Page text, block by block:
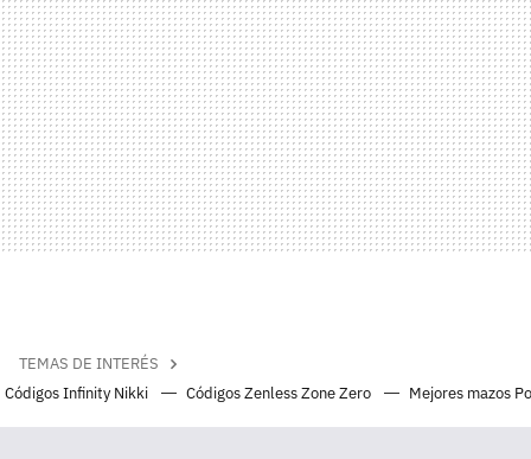
TEMAS DE INTERÉS
Códigos Infinity Nikki
Códigos Zenless Zone Zero Mejores mazos